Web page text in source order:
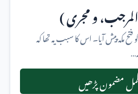
و مجری )
۸ تاریخ کو فتح مکہ پیش آیا۔ اس کا سبب یہ تھا کہ
مضمون پڑھیں